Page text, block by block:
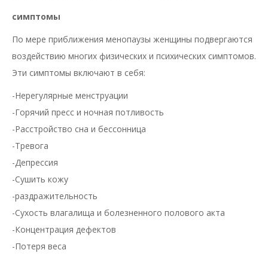
симптомы
По мере приближения менопаузы женщины подвергаются
воздействию многих физических и психических симптомов.
Эти симптомы включают в себя:
-Нерегулярные менструации
-Горячий пресс и ночная потливость
-Расстройство сна и бессонница
-Тревога
-Депрессия
-Сушить кожу
-раздражительность
-Сухость влагалища и болезненного полового акта
-Концентрация дефектов
-Потеря веса